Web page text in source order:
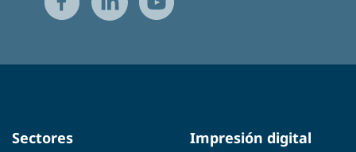
Sectores
Impresión digital